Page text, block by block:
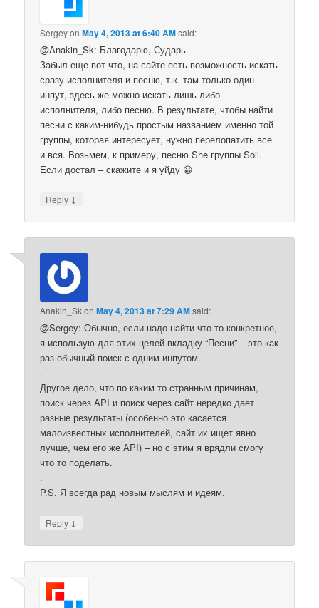
SergeyonMay 4, 2013 at 6:40 AMsaid:
@Anakin_Sk: Благодарю, Сударь.
Забыл еще вот что, на сайте есть возможность искать
сразу исполнителя и песню, т.к. там только один
инпут, здесь же можно искать лишь либо
исполнителя, либо песню. В результате, чтобы найти
песни с каким-нибудь простым названием именно той
группы, которая интересует, нужно перелопатить все
и вся. Возьмем, к примеру, песню She группы Soil.
Если достал – скажите и я уйду 😀
Reply ↓
Anakin_SkonMay 4, 2013 at 7:29 AMsaid:
@Sergey: Обычно, если надо найти что то конкретное,
я использую для этих целей вкладку “Песни” – это как
раз обычный поиск с одним инпутом.
.
Другое дело, что по каким то странным причинам,
поиск через API и поиск через сайт нередко дает
разные результаты (особенно это касается
малоизвестных исполнителей, сайт их ищет явно
лучше, чем его же API) – но с этим я врядли смогу
что то поделать.
.
P.S. Я всегда рад новым мыслям и идеям.
Reply ↓